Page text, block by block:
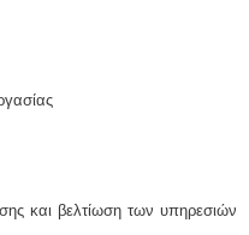
και βελτίωση των υπηρεσιών